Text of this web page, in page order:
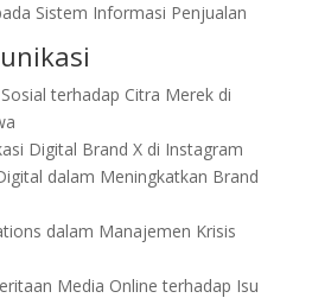
Sistem Informasi Penjualan
terhadap Citra Merek di
Digital Brand X di Instagram
dalam Meningkatkan Brand
dalam Manajemen Krisis
Media Online terhadap Isu